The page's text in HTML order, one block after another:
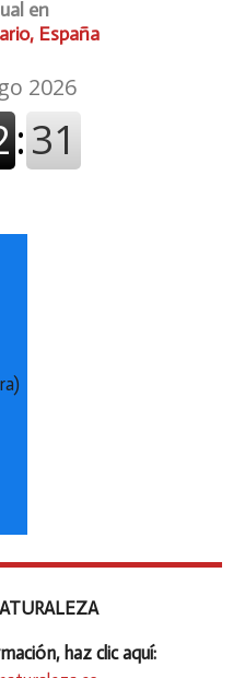
en
España
haz clic aquí: